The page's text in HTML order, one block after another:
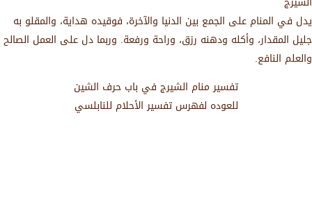
يدل في المنام على الجمع بين الدنيا والآخرة، فوقيده هداية، والمقلو به
جليل المقدار، وأكله ودهنه رزق، وراحة ورفعة. وربما دل على العمل الصالح
والعلم النافع.
تفسير منام الشيرج في باب حرف الشين
للعوده لفهرس تفسير الأحلام للنابلسي